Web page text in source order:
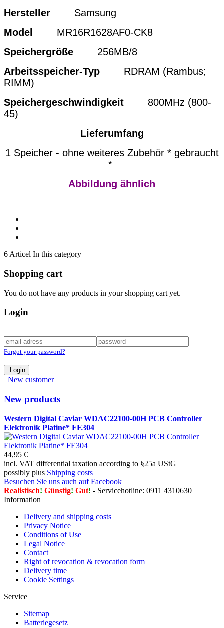
Hersteller
Samsung
Model
MR16R1628AF0-CK8
Speichergröße 256MB/8
Arbeitsspeicher-Typ
RDRAM (Rambus;
RIMM)
Speichergeschwindigkeit
800MHz (800-
45)
Lieferumfang
1 Speicher - ohne weiteres Zubehör * gebraucht
*
Abbildung ähnlich
6 Articel In this category
Shopping cart
You do not have any products in your shopping cart yet.
Login
Forgot your password?
Login
New customer
New products
Western Digital Caviar WDAC22100-00H PCB Controller
Elektronik Platine* FE304
44,95 €
incl. VAT differential taxation according to §25a UStG
possibly plus Shipping costs
Besuchen Sie uns auch auf Facebook
Realistisch! Günstig! Gut! - Servicehotline: 0911 4310630
Information
Delivery and shipping costs
Privacy Notice
Conditions of Use
Legal Notice
Contact
Right of revocation & revocation form
Delivery time
Cookie Settings
Service
Sitemap
Batteriegesetz